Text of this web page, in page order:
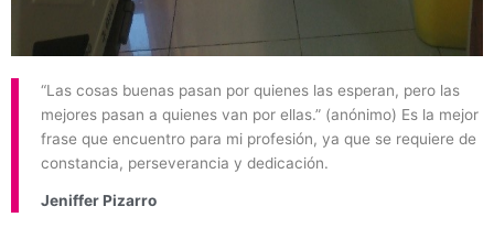
“Las cosas buenas pasan por quienes las esperan, pero las
mejores pasan a quienes van por ellas.” (anónimo) Es la mejor
frase que encuentro para mi profesión, ya que se requiere de
constancia, perseverancia y dedicación.
Jeniffer Pizarro